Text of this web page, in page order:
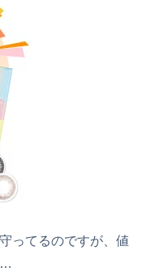
ってるのですが、値